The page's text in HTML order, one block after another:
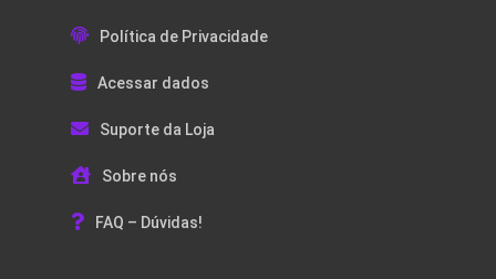
Política de Privacidade
Acessar dados
Suporte da Loja
Sobre nós
FAQ – Dúvidas!